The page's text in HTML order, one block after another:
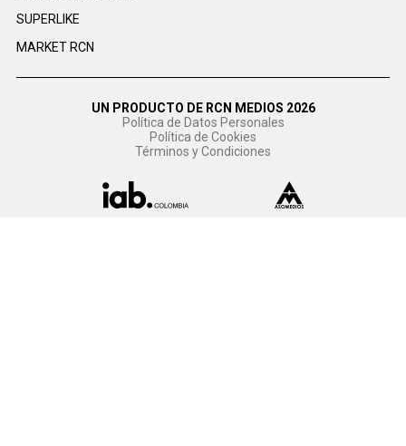
SUPERLIKE
MARKET RCN
UN PRODUCTO DE RCN MEDIOS 2026
Política de Datos Personales
Política de Cookies
Términos y Condiciones